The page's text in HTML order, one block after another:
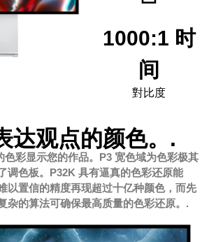
1000:1 时
间
對比度
达观点的颜色。.
色彩显示您的作品。P3 宽色域为色彩极其
调色板。P32K 具有逼真的色彩还原能
以置信的精度再现超过十亿种颜色，而先
杂的算法可确保最高质量的色彩还原。.